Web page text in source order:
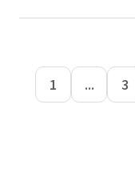
1 ... 3